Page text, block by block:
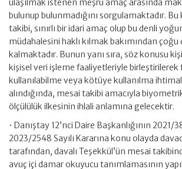
ulaşılmak istenen meşru amaç arasında
bulunup bulunmadığını sorgulamaktadır.
takibi, sınırlı bir idari amaç olup bu denli
müdahalesini haklı kılmak bakımından
kalmaktadır. Bunun yanı sıra, söz konusu
kişisel veri işleme faaliyetleriyle birleştirilerek
kullanılabilme veya kötüye kullanılma
alındığında, mesai takibi amacıyla
ölçülülük ilkesinin ihlali anlamına gelecektir.
• Danıştay 12’nci Daire Başkanlığının 2021/
2023/2548 Sayılı Kararına konu olayda
tarafından, davalı Teşekkül’ün mesai
avuç içi damar okuyucu tanımlamasının